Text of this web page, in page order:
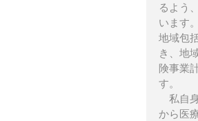
るよう
います。
地域包
き、地
険事業
す。
私自
から医